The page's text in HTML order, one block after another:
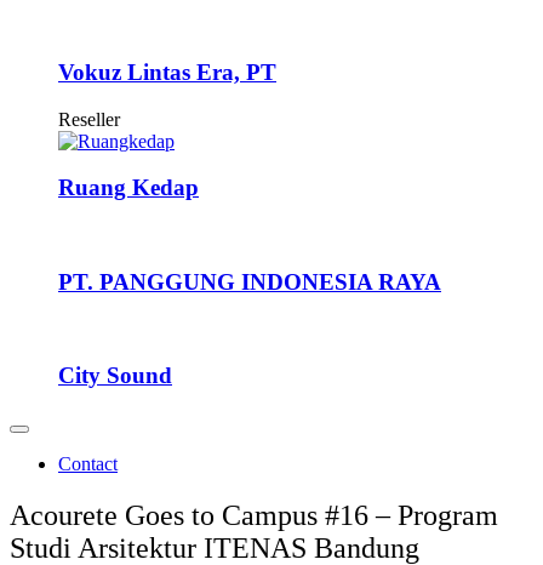
Vokuz Lintas Era, PT
Reseller
Ruang Kedap
PT. PANGGUNG INDONESIA RAYA
City Sound
Contact
Acourete Goes to Campus #16 – Program
Studi Arsitektur ITENAS Bandung